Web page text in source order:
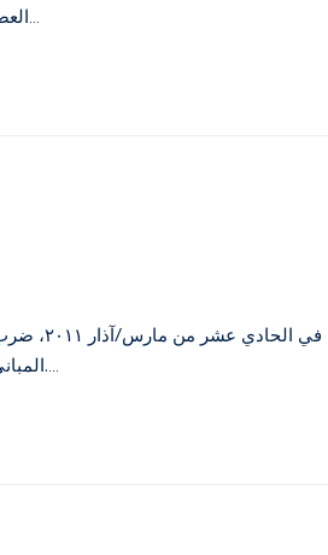
العصيبة التي تشهدها القاهرة بأطول مما نتوقع؟ ماذا لو لم نتمكن من العودة للوطن؟ ومع تصارُع الأفكار…
المباني إلى أضرار مادية وبعضها دُمرت تماماً، وبقي ٤.٤ مليون في بيوتهم دون كهرباء، و٢.٣ مليون دون ماء.…